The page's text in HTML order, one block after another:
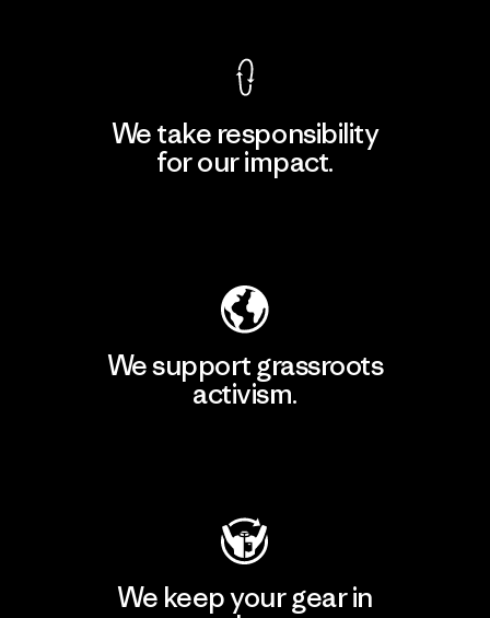
We take responsibility
for our impact.
We support grassroots
activism.
We keep your gear in